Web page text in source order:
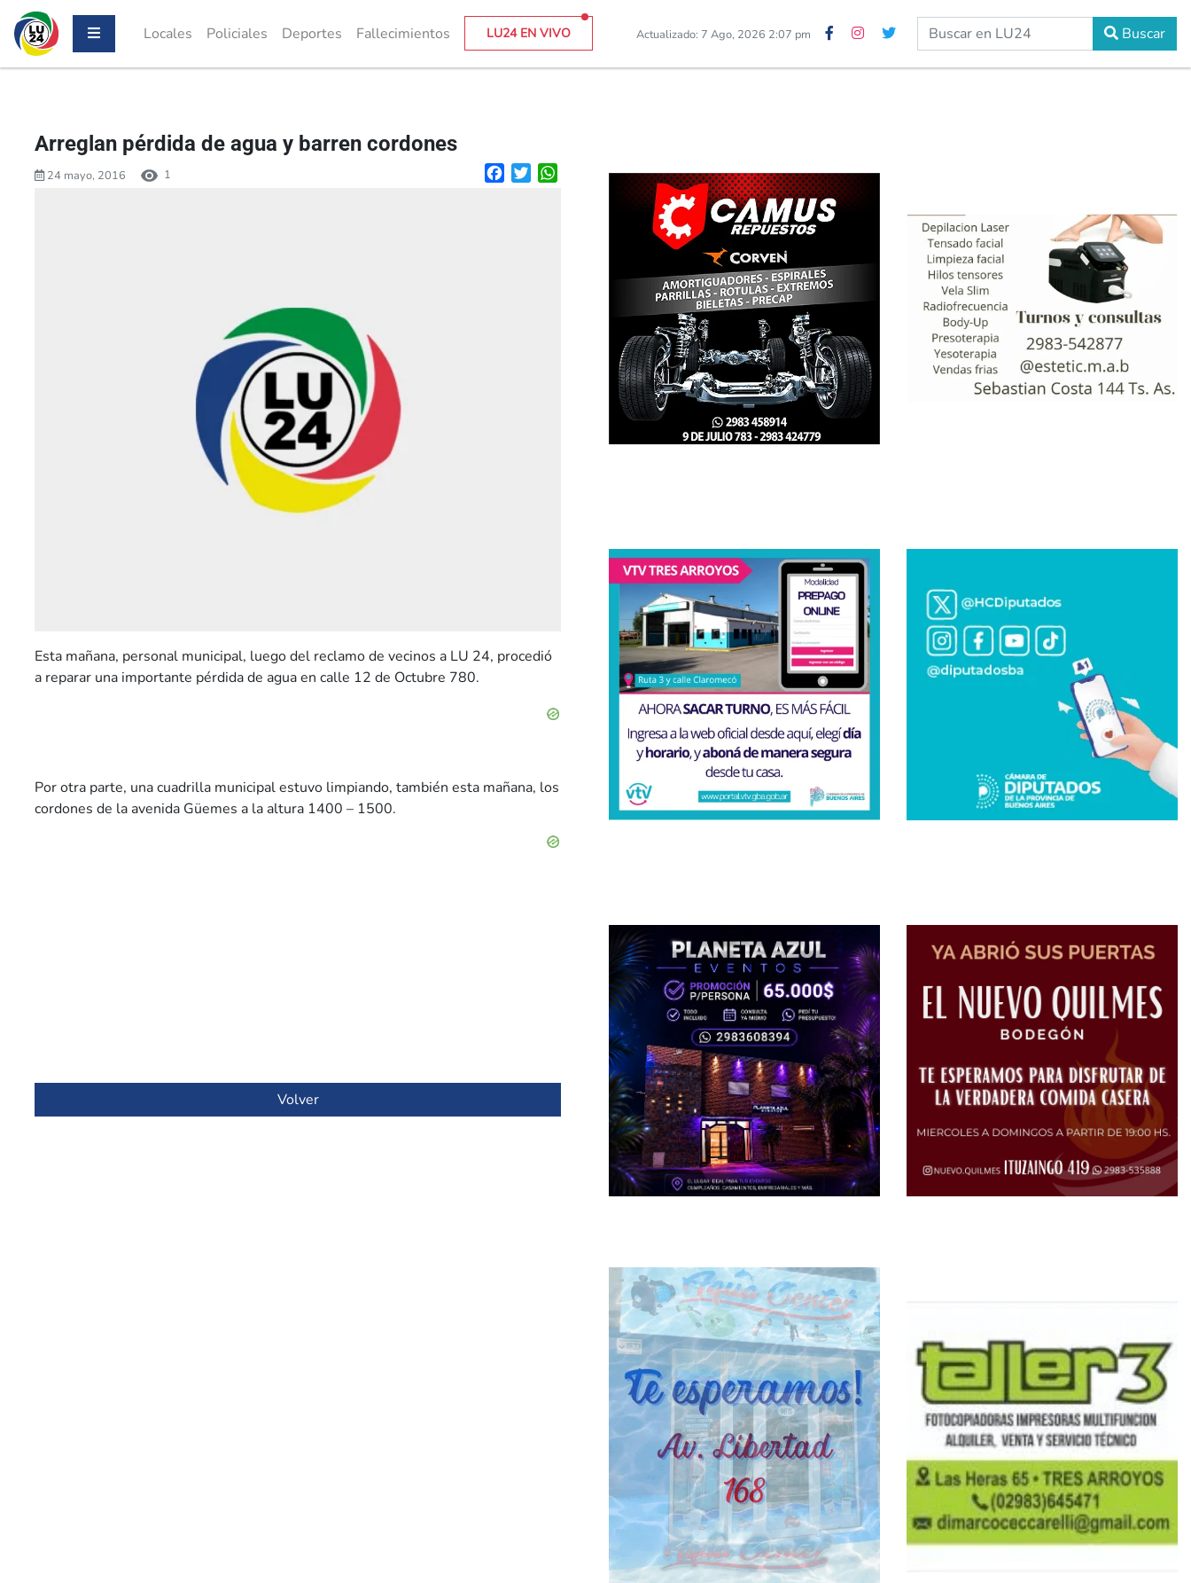
Locales Policiales Deportes Fallecimientos LU24 EN VIVO Actualizado: 7 Ago, 2026 2:07 pm Buscar
Arreglan pérdida de agua y barren cordones
24 mayo, 2016 1 FacebookTwitterWhatsApp
Esta mañana, personal municipal, luego del reclamo de vecinos a LU 24, procedió
a reparar una importante pérdida de agua en calle 12 de Octubre 780.
Por otra parte, una cuadrilla municipal estuvo limpiando, también esta mañana, los
cordones de la avenida Güemes a la altura 1400 – 1500.
Volver